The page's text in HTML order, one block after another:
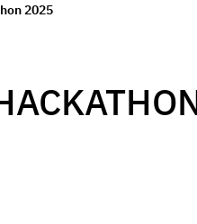
2025